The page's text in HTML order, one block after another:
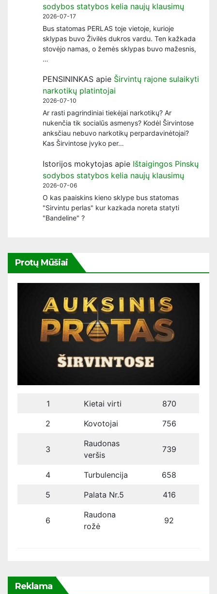
sodybos statybos kelia naujų klausimų
2026-07-17
Bus statomas PERLAS toje vietoje, kurioje
sklypas buvo Živilės dukros vardu. Ten kažkada
stovėjo namas, o žemės sklypas buvo mažesnis,
…
PENSININKAS apie Širvintų rajone sulaikyti
narkotikų platintojai
2026-07-10
Ar rasti pagrindiniai tiekėjai narkotikų? Ar
nukenčia tik socialūs asmenys? Kodėl Širvintose
anksčiau nebuvo narkotikų perpardavinėtojai?
Kas Širvintose įvyko per…
Istorijos mokytojas apie Ištaigingos Pinskų
sodybos statybos kelia naujų klausimų
2026-07-06
O kas paaiskins kieno sklype bus statomas
"Sirvintu perlas" kur kazkada noreta statyti
"Bandeline" ?
Protų Mūšiai
1 Kietai virti 870
2 Kovotojai 756
3
Raudonas
veršis
739
4 Turbulencija 658
5 Palata Nr.5 416
6
Raudona
rožė
92
Reklama